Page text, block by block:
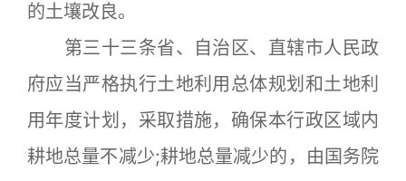
的土壤改良。
第三十三条省、自治区、直辖市人民政
府应当严格执行土地利用总体规划和土地利
用年度计划，采取措施，确保本行政区域内
耕地总量不减少;耕地总量减少的，由国务院